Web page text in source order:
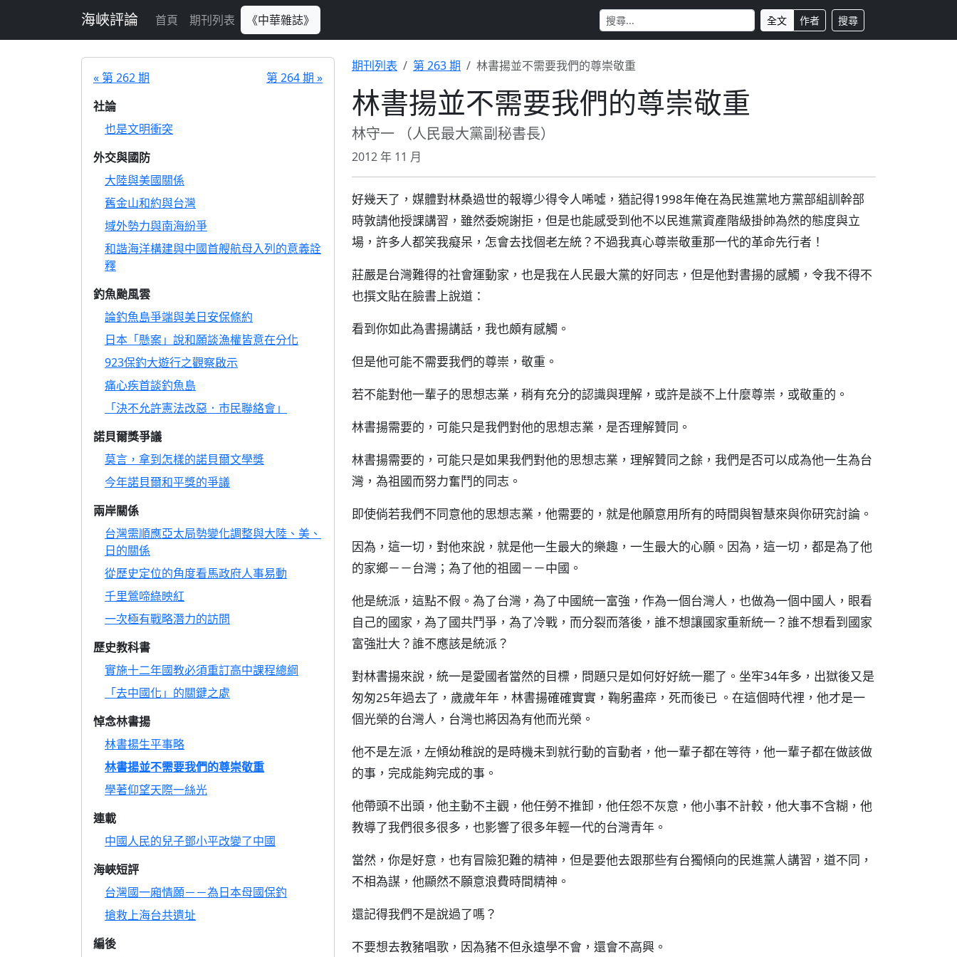
海峽評論 首頁 期刊列表 《中華雜誌》 全文 作者 搜尋
« 第 262 期
第 264 期 »
社論
也是文明衝突
外交與國防
大陸與美國關係
舊金山和約與台灣
域外勢力與南海紛爭
和諧海洋構建與中國首艘航母入列的意義詮
釋
釣魚颱風雲
論釣魚島爭端與美日安保條約
日本「懸案」說和願談漁權皆意在分化
923保釣大遊行之觀察啟示
痛心疾首談釣魚島
「決不允許憲法改惡．市民聯絡會」
諾貝爾獎爭議
莫言，拿到怎樣的諾貝爾文學獎
今年諾貝爾和平獎的爭議
兩岸關係
台灣需順應亞太局勢變化調整與大陸、美、
日的關係
從歷史定位的角度看馬政府人事易動
千里鶯啼綠映紅
一次極有戰略潛力的訪問
歷史教科書
實施十二年國教必須重訂高中課程總綱
「去中國化」的關鍵之處
悼念林書揚
林書揚生平事略
林書揚並不需要我們的尊崇敬重
學著仰望天際一絲光
連載
中國人民的兒子鄧小平改變了中國
海峽短評
台灣國一廂情願－－為日本母國保釣
搶救上海台共遺址
編後
期刊列表 第 263 期 林書揚並不需要我們的尊崇敬重
林書揚並不需要我們的尊崇敬重
林守一 （人民最大黨副秘書長）
2012 年 11 月
好幾天了，媒體對林桑過世的報導少得令人唏噓，猶記得1998年俺在為民進黨地方黨部組訓幹部
時敦請他授課講習，雖然委婉謝拒，但是也能感受到他不以民進黨資產階級掛帥為然的態度與立
場，許多人都笑我癡呆，怎會去找個老左統？不過我真心尊崇敬重那一代的革命先行者！
莊嚴是台灣難得的社會運動家，也是我在人民最大黨的好同志，但是他對書揚的感觸，令我不得不
也撰文貼在臉書上說道：
看到你如此為書揚講話，我也頗有感觸。
但是他可能不需要我們的尊崇，敬重。
若不能對他一輩子的思想志業，稍有充分的認識與理解，或許是談不上什麼尊崇，或敬重的。
林書揚需要的，可能只是我們對他的思想志業，是否理解贊同。
林書揚需要的，可能只是如果我們對他的思想志業，理解贊同之餘，我們是否可以成為他一生為台
灣，為祖國而努力奮鬥的同志。
即使倘若我們不同意他的思想志業，他需要的，就是他願意用所有的時間與智慧來與你研究討論。
因為，這一切，對他來說，就是他一生最大的樂趣，一生最大的心願。因為，這一切，都是為了他
的家鄉－－台灣；為了他的祖國－－中國。
他是統派，這點不假。為了台灣，為了中國統一富強，作為一個台灣人，也做為一個中國人，眼看
自己的國家，為了國共鬥爭，為了冷戰，而分裂而落後，誰不想讓國家重新統一？誰不想看到國家
富強壯大？誰不應該是統派？
對林書揚來說，統一是愛國者當然的目標，問題只是如何好好統一罷了。坐牢34年多，出獄後又是
匆匆25年過去了，歲歲年年，林書揚確確實實，鞠躬盡瘁，死而後已 。在這個時代裡，他才是一
個光榮的台灣人，台灣也將因為有他而光榮。
他不是左派，左傾幼稚說的是時機未到就行動的盲動者，他一輩子都在等待，他一輩子都在做該做
的事，完成能夠完成的事。
他帶頭不出頭，他主動不主觀，他任勞不推卸，他任怨不灰意，他小事不計較，他大事不含糊，他
教導了我們很多很多，也影響了很多年輕一代的台灣青年。
當然，你是好意，也有冒險犯難的精神，但是要他去跟那些有台獨傾向的民進黨人講習，道不同，
不相為謀，他顯然不願意浪費時間精神。
還記得我們不是說過了嗎？
不要想去教豬唱歌，因為豬不但永遠學不會，還會不高興。